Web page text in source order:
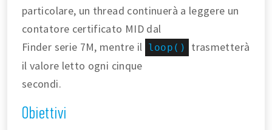
particolare, un thread continuerà a leggere un
contatore certificato MID dal
Finder serie 7M, mentre il loop()
trasmetterà
il valore letto ogni cinque
secondi.
Obiettivi